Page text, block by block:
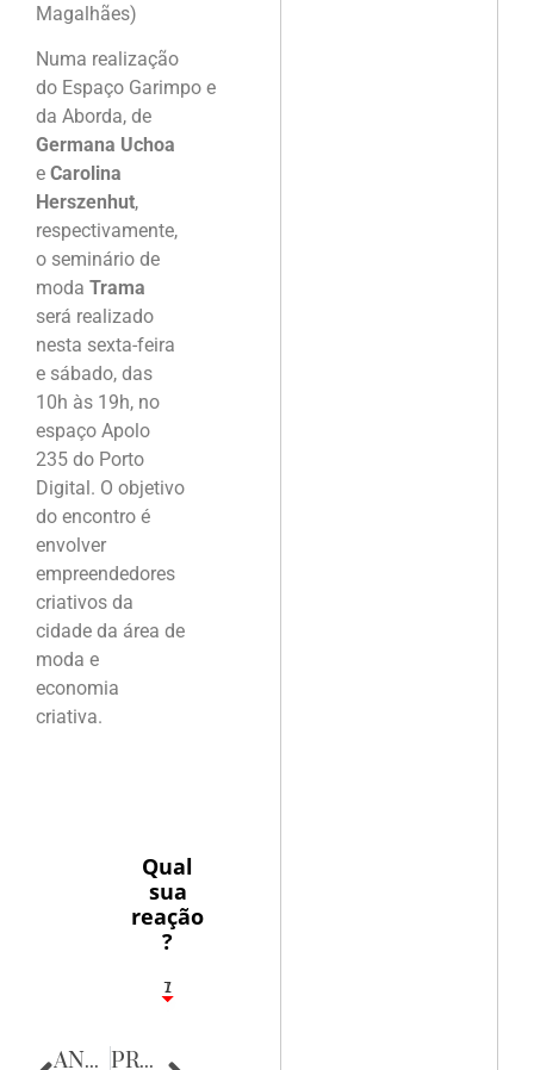
Magalhães)
Numa realização
do Espaço Garimpo e
da Aborda, de
Germana Uchoa
e Carolina
Herszenhut,
respectivamente,
o seminário de
moda Trama
será realizado
nesta sexta-feira
e sábado, das
10h às 19h, no
espaço Apolo
235 do Porto
Digital. O objetivo
do encontro é
envolver
empreendedores
criativos da
cidade da área de
moda e
economia
criativa.
Qual
sua
reação
?
1
7
ANTERIOR PRÓXIMA